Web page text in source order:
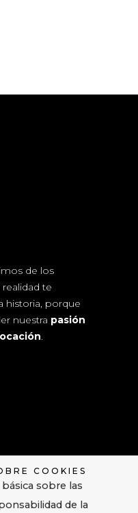
de los
te
historia, porque
nuestra pasión
.
COOKIES
sobre las
de la